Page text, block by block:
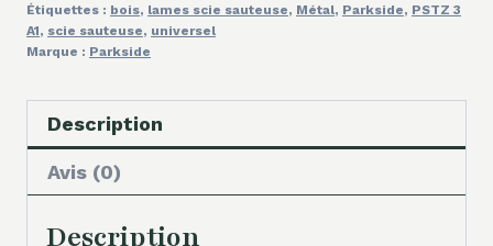
Étiquettes : bois, lames scie sauteuse, Métal, Parkside, PSTZ 3
A1, scie sauteuse, universel
Marque : Parkside
Description
Avis (0)
Description